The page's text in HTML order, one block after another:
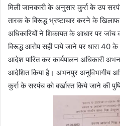
मिली जानकारी के अनुसार कुर्रा के उप
तारक के विरूद्ध भ्रष्टाचार करने के
अधिकारियों ने शिकायत के आधार पर
विरूद्ध आरोप सही पाये जाने पर धारा 40
आदेश पारित कर कार्यपालन अधिकारी
आदेशित किया है। अभनपुर अनुविभागीय
कुर्रा के सरपंच को बर्खास्त किये जाने की